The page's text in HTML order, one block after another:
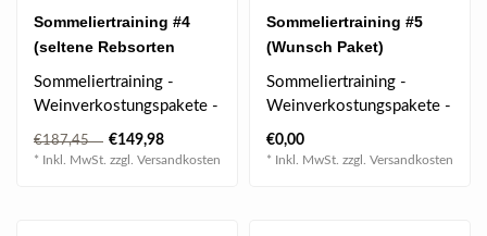
Sommeliertraining #4
(seltene Rebsorten
Paket)
Sommeliertraining -
Weinverkostungspakete -
Weintraining
Speziell für den TSO..
€187,45 €149,98
* Inkl. MwSt. zzgl. Versandkosten
Sommeliertraining #5
(Wunsch Paket)
Sommeliertraining -
Weinverkostungspakete -
Weintraining
Speziell für den TSO..
€0,00
* Inkl. MwSt. zzgl. Versandkosten